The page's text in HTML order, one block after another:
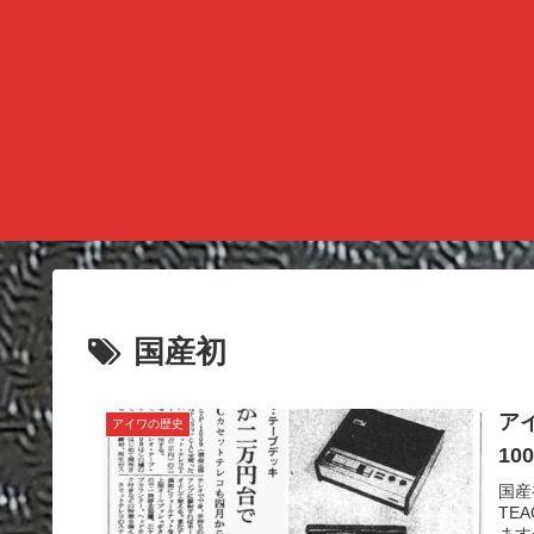
国産初
アイワの歴史
ア
国